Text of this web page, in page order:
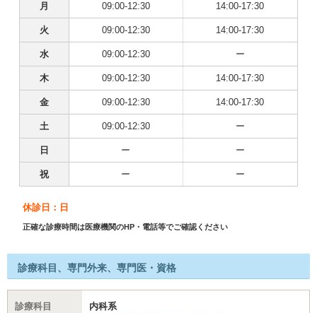
月 09:00-12:30 14:00-17:30
火 09:00-12:30 14:00-17:30
水 09:00-12:30 ー
木 09:00-12:30 14:00-17:30
金 09:00-12:30 14:00-17:30
土 09:00-12:30 ー
日 ー ー
祝 ー ー
休診日：日
正確な診療時間は医療機関のHP・電話等でご確認ください
診療科目、専門外来、専門医・資格
診療科目
内科系